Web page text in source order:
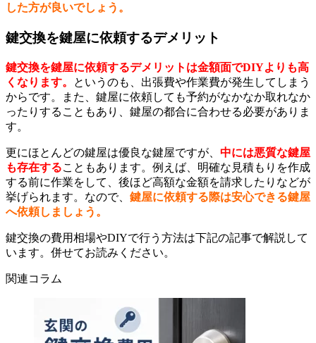
した方が良いでしょう。
鍵交換を鍵屋に依頼するデメリット
鍵交換を鍵屋に依頼するデメリットは金額面でDIYよりも高
くなります。
というのも、出張費や作業費が発生してしまう
からです。また、鍵屋に依頼しても予約がなかなか取れなか
ったりすることもあり、鍵屋の都合に合わせる必要がありま
す。
更にほとんどの鍵屋は優良な鍵屋ですが、 中には悪質な鍵屋
も存在することもあります。例えば、明確な見積もりを作成
する前に作業をして、後ほど高額な金額を請求したりなどが
挙げられます。なので、 鍵屋に依頼する際は安心できる鍵屋
へ依頼しましょう。
鍵交換の費用相場やDIYで行う方法は下記の記事で解説して
います。併せてお読みください。
関連コラム